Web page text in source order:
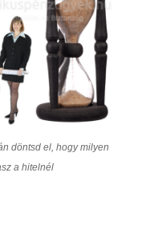
döntsd el, hogy milyen
a hitelnél